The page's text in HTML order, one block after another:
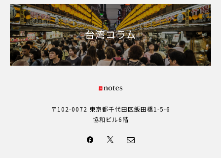
台湾コラム
〒102-0072 東京都千代田区飯田橋1-5-6
協和ビル6階